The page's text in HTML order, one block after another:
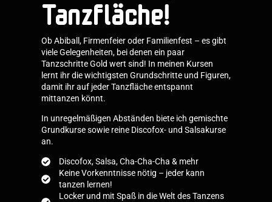
Tanzfläche!
Ob Abiball, Firmenfeier oder Familienfest – es gibt
viele Gelegenheiten, bei denen ein paar
Tanzschritte Gold wert sind! In meinen Kursen
lernt ihr die wichtigsten Grundschritte und Figuren,
damit ihr auf jeder Tanzfläche entspannt
mittanzen könnt.
In unregelmäßigen Abständen biete ich gemischte
Grundkurse sowie reine Discofox- und Salsakurse
an.
Discofox, Salsa, Cha-Cha-Cha & mehr
Keine Vorkenntnisse nötig – jeder kann
tanzen lernen!
Locker und mit Spaß in die Welt des Tanzens